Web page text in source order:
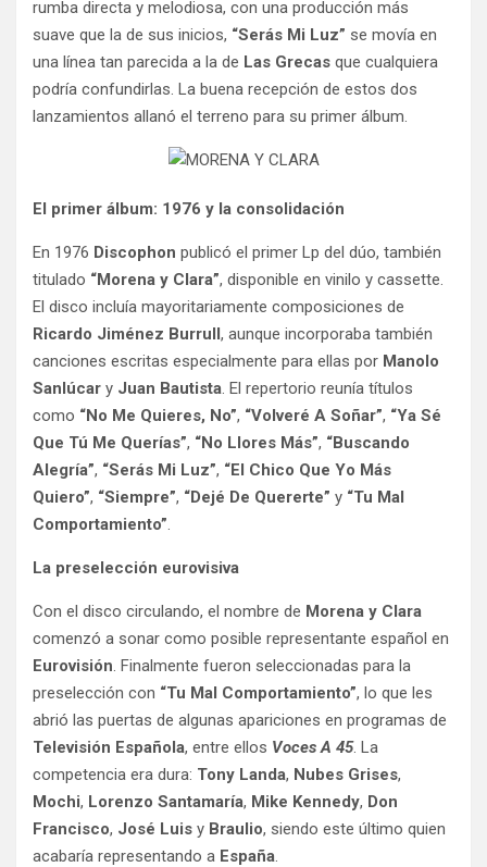
rumba directa y melodiosa, con una producción más
suave que la de sus inicios, “Serás Mi Luz” se movía en
una línea tan parecida a la de Las Grecas que cualquiera
podría confundirlas. La buena recepción de estos dos
lanzamientos allanó el terreno para su primer álbum.
El primer álbum: 1976 y la consolidación
En 1976 Discophon publicó el primer Lp del dúo, también
titulado “Morena y Clara”, disponible en vinilo y cassette.
El disco incluía mayoritariamente composiciones de
Ricardo Jiménez Burrull, aunque incorporaba también
canciones escritas especialmente para ellas por Manolo
Sanlúcar y Juan Bautista. El repertorio reunía títulos
como “No Me Quieres, No”, “Volveré A Soñar”, “Ya Sé
Que Tú Me Querías”, “No Llores Más”, “Buscando
Alegría”, “Serás Mi Luz”, “El Chico Que Yo Más
Quiero”, “Siempre”, “Dejé De Quererte” y “Tu Mal
Comportamiento”.
La preselección eurovisiva
Con el disco circulando, el nombre de Morena y Clara
comenzó a sonar como posible representante español en
Eurovisión. Finalmente fueron seleccionadas para la
preselección con “Tu Mal Comportamiento”, lo que les
abrió las puertas de algunas apariciones en programas de
Televisión Española, entre ellos Voces A 45. La
competencia era dura: Tony Landa, Nubes Grises,
Mochi, Lorenzo Santamaría, Mike Kennedy, Don
Francisco, José Luis y Braulio, siendo este último quien
acabaría representando a España.